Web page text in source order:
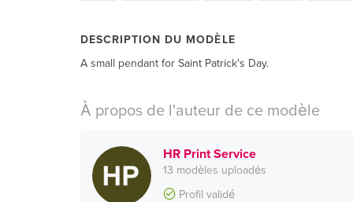
DESCRIPTION DU MODÈLE
A small pendant for Saint Patrick's Day.
À propos de l'auteur de ce modèle
HR Print Service
13 modèles uploadés
Profil validé